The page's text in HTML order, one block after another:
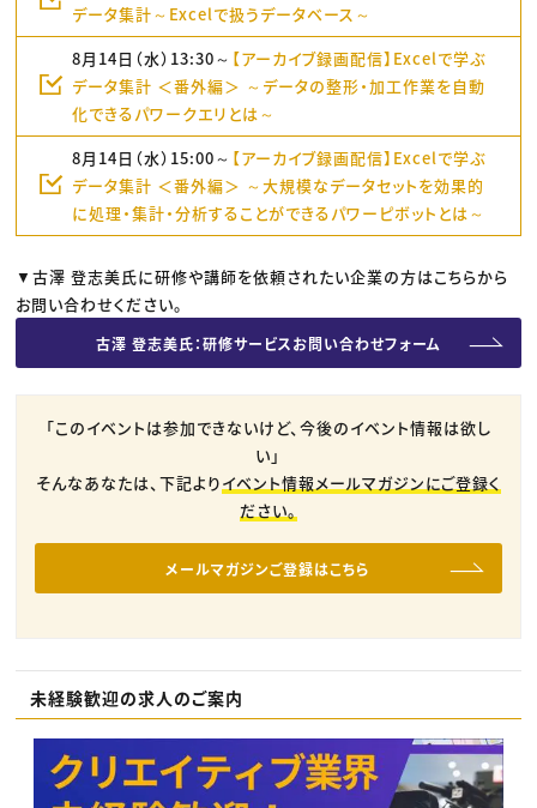
データ集計～Excelで扱うデータベース～
8月14日（水）13:30～ 【アーカイブ録画配信】Excelで学ぶ
データ集計 ＜番外編＞ ～データの整形・加工作業を自動
化できるパワークエリとは～
8月14日（水）15:00～ 【アーカイブ録画配信】Excelで学ぶ
データ集計 ＜番外編＞ ～大規模なデータセットを効果的
に処理・集計・分析することができるパワーピボットとは～
▼古澤 登志美氏に研修や講師を依頼されたい企業の方はこちらから
お問い合わせください。
古澤 登志美氏：研修サービスお問い合わせフォーム
「このイベントは参加できないけど、今後のイベント情報は欲し
い」
そんなあなたは、下記よりイベント情報メールマガジンにご登録く
ださい。
メールマガジンご登録はこちら
未経験歓迎の求人のご案内